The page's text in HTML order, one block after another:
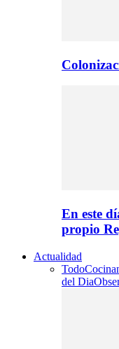
En este
propio
Actualidad
Todo
del Dia